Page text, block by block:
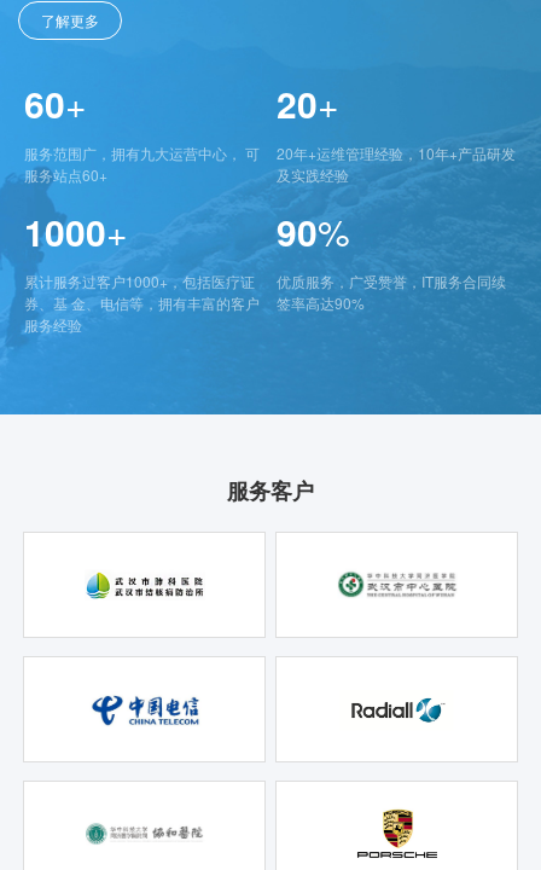
了解更多
60+
服务范围广，拥有九大运营中心， 可
服务站点60+
20+
20年+运维管理经验，10年+产品研发
及实践经验
1000+
累计服务过客户1000+，包括医疗证
券、基 金、电信等，拥有丰富的客户
服务经验
90%
优质服务，广受赞誉，IT服务合同续
签率高达90%
服务客户